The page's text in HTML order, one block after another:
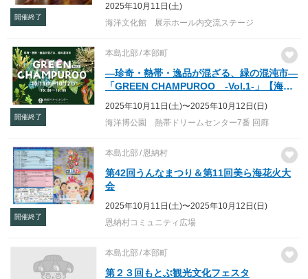
開催終了
2025年10月11日(土)
海洋文化館 展示ホール内交流ステージ
開催終了
本島北部 本部町
―珍奇・熱帯・逸品が混ざる、緑の混沌市―
「GREEN CHAMPUROO -Vol.1-」【海洋
リームセンター）】
2025年10月11日(土)〜2025年10月12日(日)
海洋博公園 熱帯ドリームセンター7番 回廊
開催終了
本島北部 恩納村
第42回うんなまつり＆第11回美ら海花火大
会
2025年10月11日(土)〜2025年10月12日(日)
恩納村コミュニティ広場
本島北部 本部町
第２３回もとぶ観光文化フェスタ